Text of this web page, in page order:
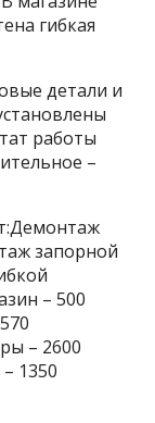
гибкая
детали и
работы
–
запорной
– 500
– 2600
1350